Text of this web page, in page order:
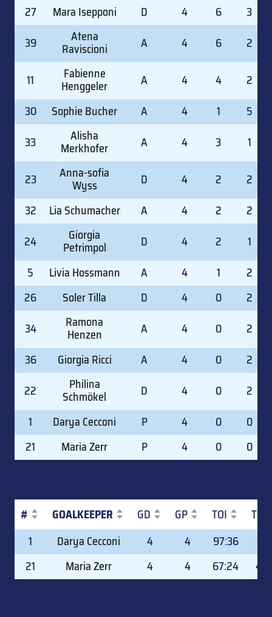
27
Mara Isepponi D 4 6
3
39
Atena
Raviscioni A 4 6 2
11 Fabienne
Henggeler A 4 4
2
30
Sophie Bucher A 4 1
5
33
Alisha
Merkhofer A 4 3 1
23 Anna-sofia
Wyss D 4 2
2
32
Lia Schumacher A 4 2
2
24
Giorgia
Petrimpol D 4 2
1
5
Livia Hossmann A 4 1
2
26
Soler Tilla D 4 0
2
34
Ramona
Henzen A 4 0
2
36
Giorgia Ricci A 4 0
2
22
Philina
Schmökel D 4 0
2
1
Darya Cecconi P 4 0
0
21
Maria Zerr P 4 0 0
# GOALKEEPER GD GP TOI
GOALKEEPER GD GP TOI
1 Darya Cecconi 4 4 97:36
21
Maria Zerr 4 4 67:24